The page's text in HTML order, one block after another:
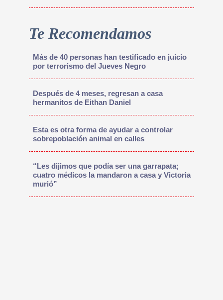
Te Recomendamos
Más de 40 personas han testificado en juicio
por terrorismo del Jueves Negro
Después de 4 meses, regresan a casa
hermanitos de Eithan Daniel
Esta es otra forma de ayudar a controlar
sobrepoblación animal en calles
“Les dijimos que podía ser una garrapata;
cuatro médicos la mandaron a casa y Victoria
murió”